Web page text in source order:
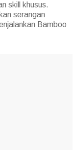
skill khusus.
serangan
Bamboo